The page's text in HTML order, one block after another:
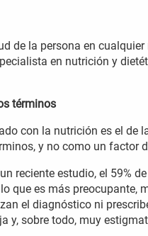
de la persona en
en nutrición y
términos
con la nutrición es el de
y no como un factor
reciente estudio, el 59%
que es más
el diagnóstico ni
y, sobre todo, muy